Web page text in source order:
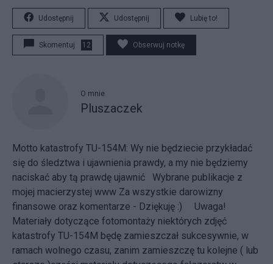
Udostępnij Udostępnij Lubię to!
Skomentuj 12 Obserwuj notkę
O mnie
Pluszaczek
Motto katastrofy TU-154M: Wy nie będziecie przykładać
się do śledztwa i ujawnienia prawdy, a my nie będziemy
naciskać aby tą prawdę ujawnić Wybrane publikacje z
mojej macierzystej www Za wszystkie darowizny
finansowe oraz komentarze - Dziękuję :)
Uwaga!
Materiały dotyczące fotomontaży niektórych zdjęć
katastrofy TU-154M będę zamieszczał sukcesywnie, w
ramach wolnego czasu, zanim zamieszczę tu kolejne ( lub